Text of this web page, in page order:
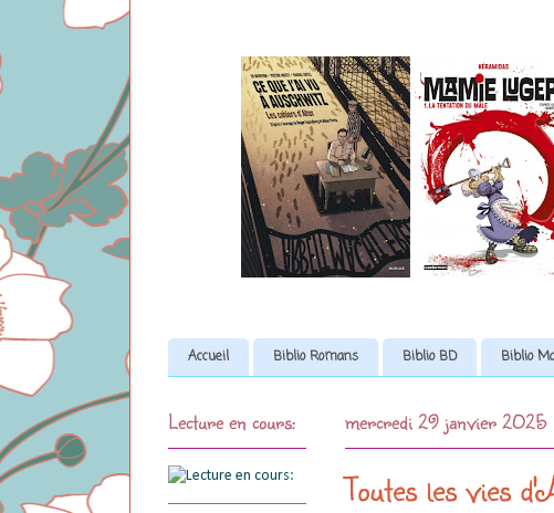
Accueil Biblio Romans Biblio BD Biblio
mercredi 29 janvier 2025
Toutes les vies
Lecture en cours: